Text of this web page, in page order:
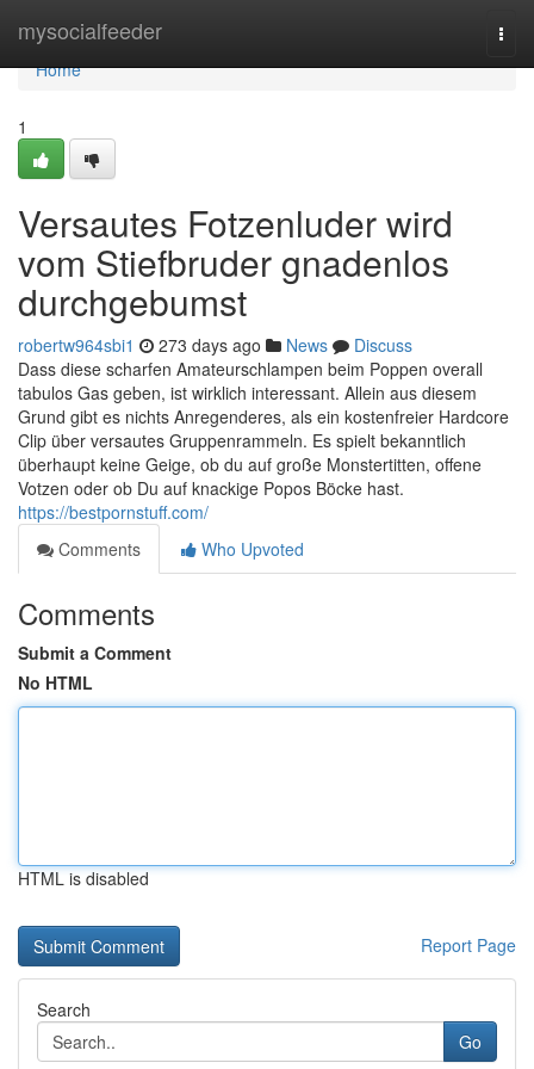
mysocialfeeder
Home
Home
1
Versautes Fotzenluder wird
vom Stiefbruder gnadenlos
durchgebumst
robertw964sbi1 273 days ago News
Discuss
Dass diese scharfen Amateurschlampen beim Poppen overall
tabulos Gas geben, ist wirklich interessant. Allein aus diesem
Grund gibt es nichts Anregenderes, als ein kostenfreier Hardcore
Clip über versautes Gruppenrammeln. Es spielt bekanntlich
überhaupt keine Geige, ob du auf große Monstertitten, offene
Votzen oder ob Du auf knackige Popos Böcke hast.
https://bestpornstuff.com/
Comments
Who Upvoted
Comments
Submit a Comment
No HTML
HTML is disabled
Report Page
Search
Go